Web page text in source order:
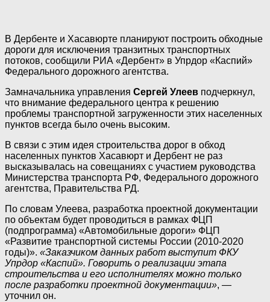
В Дербенте и Хасавюрте планируют построить обходные
дороги для исключения транзитных транспортных
потоков, сообщили РИА «Дербент» в Упрдор «Каспий»
Федерального дорожного агентства.
Замначальника управления Сергей Улеев подчеркнул,
что внимание федерального центра к решению
проблемы транспортной загруженности этих населенных
пунктов всегда было очень высоким.
В связи с этим идея строительства дорог в обход
населенных пунктов Хасавюрт и Дербент не раз
высказывалась на совещаниях с участием руководства
Министерства транспорта РФ, Федерального дорожного
агентства, Правительства РД.
По словам Улеева, разработка проектной документации
по объектам будет проводиться в рамках ФЦП
(подпрограмма) «Автомобильные дороги» ФЦП
«Развитие транспортной системы России (2010-2020
годы)». «Заказчиком данных работ выступит ФКУ
Упрдор «Каспий». Говорить о реализации этапа
строительства и его исполнителях можно только
после разработки проектной документации», —
уточнил он.